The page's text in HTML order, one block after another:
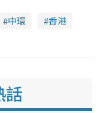
中環
香港
話